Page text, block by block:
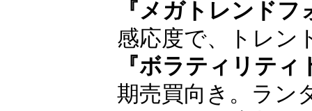
ド・デニスが得
ロー（順張り投資
『マーケットナビ
レンドに乗り続け